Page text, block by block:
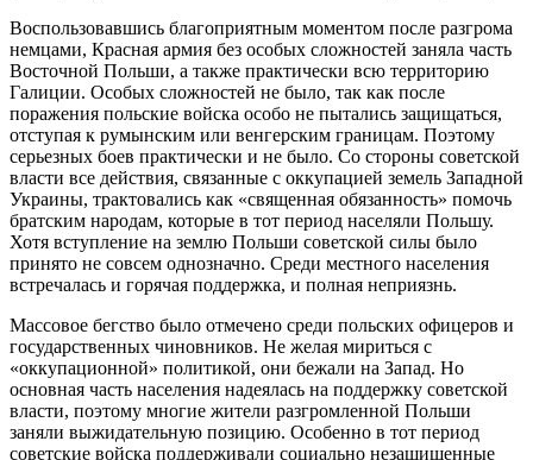
Воспользовавшись благоприятным моментом после разгрома
немцами, Красная армия без особых сложностей заняла часть
Восточной Польши, а также практически всю территорию
Галиции. Особых сложностей не было, так как после
поражения польские войска особо не пытались защищаться,
отступая к румынским или венгерским границам. Поэтому
серьезных боев практически и не было. Со стороны советской
власти все действия, связанные с оккупацией земель Западной
Украины, трактовались как «священная обязанность» помочь
братским народам, которые в тот период населяли Польшу.
Хотя вступление на землю Польши советской силы было
принято не совсем однозначно. Среди местного населения
встречалась и горячая поддержка, и полная неприязнь.
Массовое бегство было отмечено среди польских офицеров и
государственных чиновников. Не желая мириться с
«оккупационной» политикой, они бежали на Запад. Но
основная часть населения надеялась на поддержку советской
власти, поэтому многие жители разгромленной Польши
заняли выжидательную позицию. Особенно в тот период
советские войска поддерживали социально незащищенные